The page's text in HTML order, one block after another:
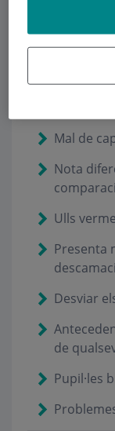
el mateix
Tancar
Mal de
Nota
Ulls
Presenta
Desviar
de
Pupil·les